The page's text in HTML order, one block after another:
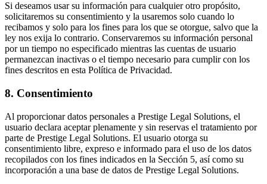
Si deseamos usar su información para cualquier otro propósito,
solicitaremos su consentimiento y la usaremos solo cuando lo
recibamos y solo para los fines para los que se otorgue, salvo que la
ley nos exija lo contrario. Conservaremos su información personal
por un tiempo no especificado mientras las cuentas de usuario
permanezcan inactivas o el tiempo necesario para cumplir con los
fines descritos en esta Política de Privacidad.
8. Consentimiento
Al proporcionar datos personales a Prestige Legal Solutions, el
usuario declara aceptar plenamente y sin reservas el tratamiento por
parte de Prestige Legal Solutions. El usuario otorga su
consentimiento libre, expreso e informado para el uso de los datos
recopilados con los fines indicados en la Sección 5, así como su
incorporación a una base de datos de Prestige Legal Solutions.